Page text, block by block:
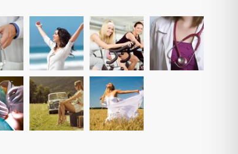
respiratorii complexe pentru pacienții post-
cei cu alte boli pulmonare
5560
pentru determinarea anticorpilor IgG
cantitativi